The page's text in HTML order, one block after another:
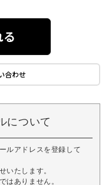
合わせ
について
ルアドレスを登録して
いたします。
はありません。